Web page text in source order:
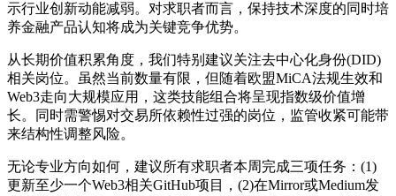
示行业创新动能减弱。对求职者而言，保持技术深度的同时培
养金融产品认知将成为关键竞争优势。
从长期价值积累角度，我们特别建议关注去中心化身份(DID)
相关岗位。虽然当前数量有限，但随着欧盟MiCA法规生效和
Web3走向大规模应用，这类技能组合将呈现指数级价值增
长。同时需警惕对交易所依赖性过强的岗位，监管收紧可能带
来结构性调整风险。
无论专业方向如何，建议所有求职者本周完成三项任务：(1)
更新至少一个Web3相关GitHub项目，(2)在Mirror或Medium发